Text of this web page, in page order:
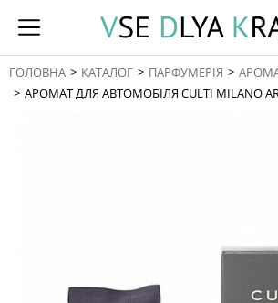
You are here:
ГОЛОВНА КАТАЛОГ ПАРФУМЕРІЯ
АРОМАТ ДЛЯ АВТОМОБІЛЯ CULTI MILANO